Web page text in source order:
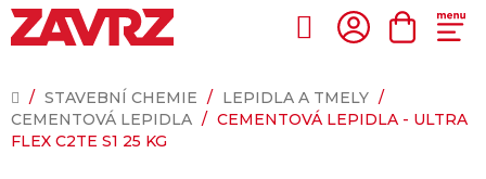
Přejít
na
Hledat
DOMŮ
/ STAVEBNÍ CHEMIE / LEPIDLA A TMELY /
CEMENTOVÁ LEPIDLA / CEMENTOVÁ LEPIDLA - ULTRA
FLEX C2TE S1 25 KG